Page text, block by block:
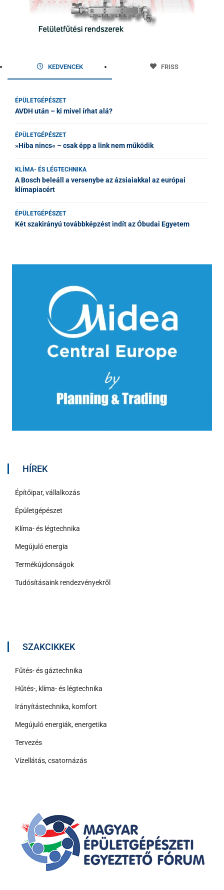
KEDVENCEK FRISS
ÉPÜLETGÉPÉSZET
AVDH után – ki mivel írhat alá?
ÉPÜLETGÉPÉSZET
»Hiba nincs« – csak épp a link nem működik
KLÍMA- ÉS LÉGTECHNIKA
A Bosch beleáll a versenybe az ázsiaiakkal az európai
klímapiacért
ÉPÜLETGÉPÉSZET
Két szakirányú továbbképzést indít az Óbudai Egyetem
HÍREK
Építőipar, vállalkozás
Épületgépészet
Klíma- és légtechnika
Megújuló energia
Termékújdonságok
Tudósításaink rendezvényekről
SZAKCIKKEK
Fűtés- és gáztechnika
Hűtés-, klíma- és légtechnika
Irányítástechnika, komfort
Megújuló energiák, energetika
Tervezés
Vízellátás, csatornázás